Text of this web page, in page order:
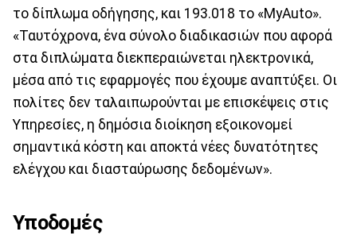
το δίπλωμα οδήγησης, και 193.018 το «MyAuto».
«Ταυτόχρονα, ένα σύνολο διαδικασιών που αφορά
στα διπλώματα διεκπεραιώνεται ηλεκτρονικά,
μέσα από τις εφαρμογές που έχουμε αναπτύξει. Οι
πολίτες δεν ταλαιπωρούνται με επισκέψεις στις
Υπηρεσίες, η δημόσια διοίκηση εξοικονομεί
σημαντικά κόστη και αποκτά νέες δυνατότητες
ελέγχου και διασταύρωσης δεδομένων».
Υποδομές